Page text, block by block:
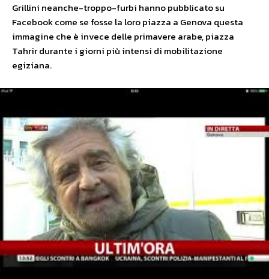
Grillini neanche-troppo-furbi hanno pubblicato su
Facebook come se fosse la loro piazza a Genova questa
immagine che è invece delle primavere arabe, piazza
Tahrir durante i giorni più intensi di mobilitazione
egiziana.